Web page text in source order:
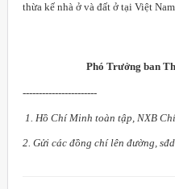
thừa kế nhà ở và đất ở tại Việt
Phó Trưởng ban
-----------------------
1. Hồ Chí Minh toàn tập, NXB
2. Gửi các đồng chí lên đường,